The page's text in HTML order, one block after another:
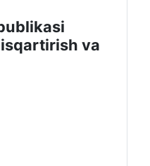
va